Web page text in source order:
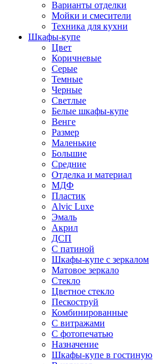
Варианты отделки
Мойки и смесители
Техника для кухни
Шкафы-купе
Цвет
Коричневые
Серые
Темные
Черные
Светлые
Белые шкафы-купе
Венге
Размер
Маленькие
Большие
Средние
Отделка и материал
МДФ
Пластик
Alvic Luxe
Эмаль
Акрил
ДСП
С патиной
Шкафы-купе с зеркалом
Матовое зеркало
Стекло
Цветное стекло
Пескоструй
Комбинированные
С витражами
С фотопечатью
Назначение
Шкафы-купе в гостиную